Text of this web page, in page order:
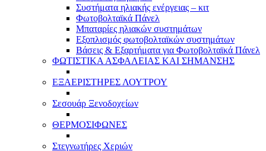
Συστήματα ηλιακής ενέργειας – κιτ
Φωτοβολταϊκά Πάνελ
Μπαταρίες ηλιακών συστημάτων
Εξοπλισμός φωτοβολταϊκών συστημάτων
Βάσεις & Εξαρτήματα για Φωτοβολταϊκά Πάνελ
ΦΩΤΙΣΤΙΚΑ ΑΣΦΑΛΕΙΑΣ ΚΑΙ ΣΗΜΑΝΣΗΣ
ΕΞΑΕΡΙΣΤΗΡΕΣ ΛΟΥΤΡΟΥ
Σεσουάρ Ξενοδοχείων
ΘΕΡΜΟΣΙΦΩΝΕΣ
Στεγνωτήρες Χεριών